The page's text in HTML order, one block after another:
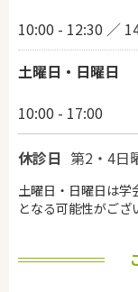
10:00 - 12:30 ／
土曜日・日曜日
10:00 - 17:00
休診日 第2・4
土曜日・日曜日は学
となる可能性がござ